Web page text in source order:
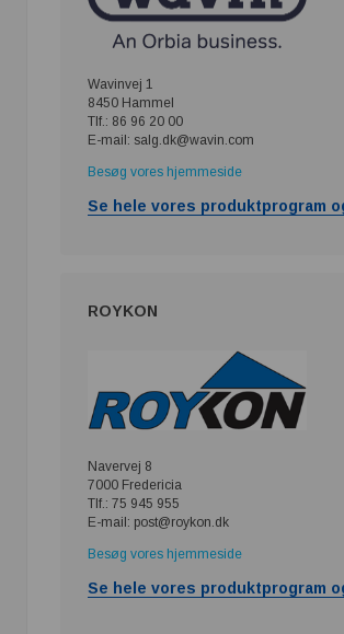
Wavinvej 1
8450 Hammel
Tlf.: 86 96 20 00
E-mail: salg.dk@wavin.com
Besøg vores hjemmeside
Se hele vores produktprogram
ROYKON
Navervej 8
7000 Fredericia
Tlf.: 75 945 955
E-mail: post@roykon.dk
Besøg vores hjemmeside
Se hele vores produktprogram